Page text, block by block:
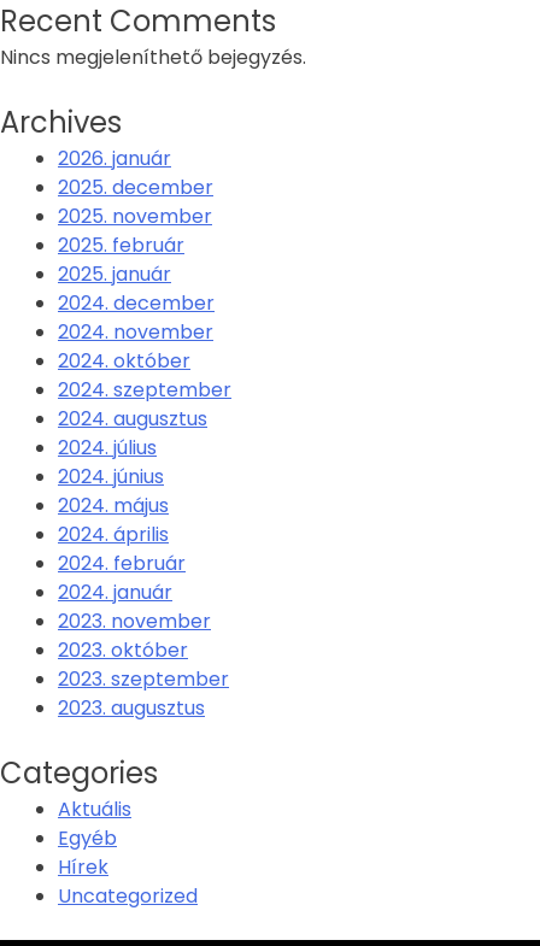
Recent Comments
Nincs megjeleníthető bejegyzés.
Archives
2026. január
2025. december
2025. november
2025. február
2025. január
2024. december
2024. november
2024. október
2024. szeptember
2024. augusztus
2024. július
2024. június
2024. május
2024. április
2024. február
2024. január
2023. november
2023. október
2023. szeptember
2023. augusztus
Categories
Aktuális
Egyéb
Hírek
Uncategorized